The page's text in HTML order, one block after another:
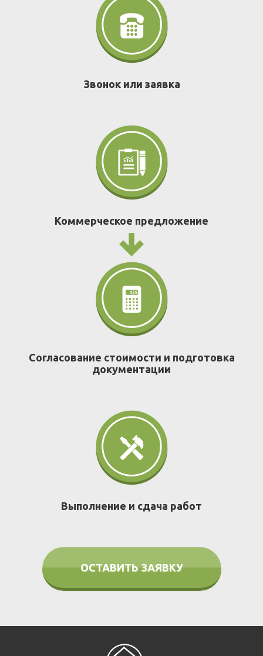
Звонок или заявка
Коммерческое предложение
Согласование стоимости и подготовка
документации
Выполнение и сдача работ
ОСТАВИТЬ ЗАЯВКУ